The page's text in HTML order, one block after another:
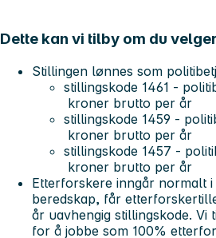
Dette kan vi tilby om du
Stillingen lønnes som
stillingskode 1461 -
kroner brutto per år
stillingskode 1459 -
kroner brutto per år
stillingskode 1457 -
kroner brutto per år
Etterforskere inngår normalt
beredskap, får
år uavhengig stillingskode. Vi
for å jobbe som 100%